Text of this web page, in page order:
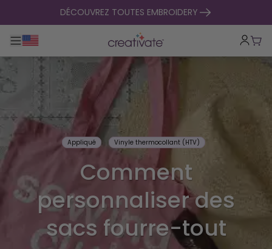
passer au contenuDÉCOUVREZ TOUTES EMBROIDERY
Basculer la navigation principale
Appliqué Vinyle thermocollant (HTV)
Comment
personnaliser des
sacs fourre-tout